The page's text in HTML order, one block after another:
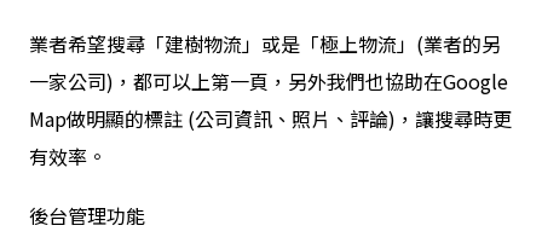
業者希望搜尋「建樹物流 」或是「極上物流」(業者的另
一家公司)，都可以上第一頁，另外我們也協助在Google
Map做明顯的標註 (公司資訊、照片、評論)，讓搜尋時更
有效率。
後台管理功能